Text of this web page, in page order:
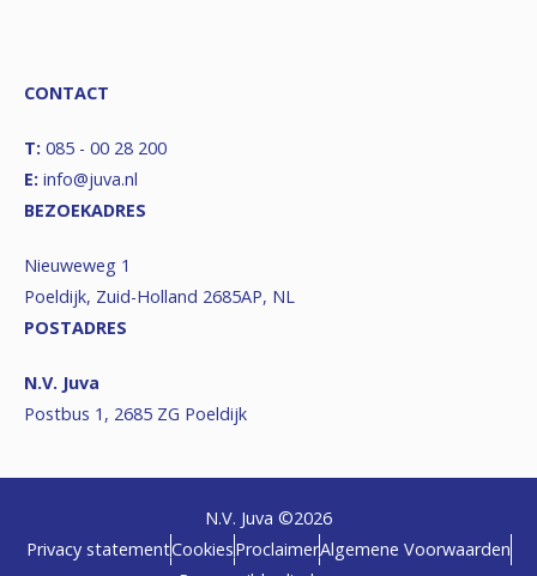
CONTACT
T: 085 - 00 28 200
E: info@juva.nl
BEZOEKADRES
Nieuweweg 1
Poeldijk, Zuid-Holland 2685AP, NL
POSTADRES
N.V. Juva
Postbus 1, 2685 ZG Poeldijk
N.V. Juva ©2026
Privacy statementCookiesProclaimerAlgemene Voorwaarden